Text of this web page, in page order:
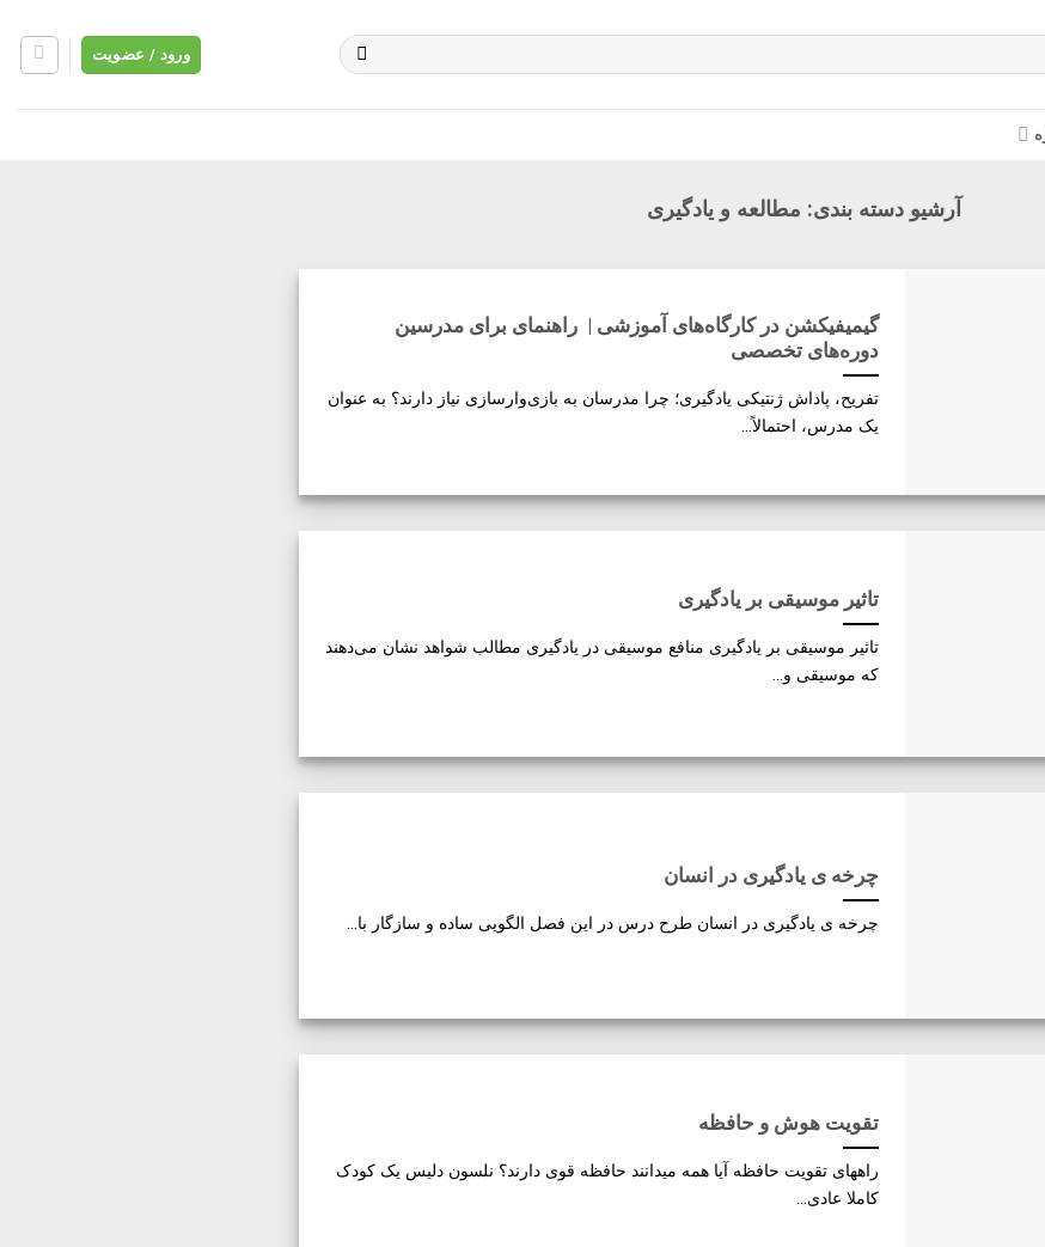
ورود / عضویت
آرشیو دسته بندی: مطالعه و یادگیری
گیمیفیکشن در کارگاه‌های آموزشی | راهنمای برای مدرسین
دوره‌های تخصصی
تفریح، پاداش ژنتیکی یادگیری؛ چرا مدرسان به بازی‌وارسازی نیاز دارند؟ به عنوان
یک مدرس، احتمالاً...
تاثیر موسیقی بر یادگیری
تاثیر موسیقی بر یادگیری منافع موسیقی در یادگیری مطالب شواهد نشان می‌دهند
که موسیقی و...
چرخه ی یادگیری در انسان
چرخه ی یادگیری در انسان طرح درس در این فصل الگویی ساده و سازگار با...
تقویت هوش و حافظه
راههای تقویت حافظه آیا همه میدانند حافظه قوی دارند؟ نلسون دلیس یک کودک
کاملا عادی...